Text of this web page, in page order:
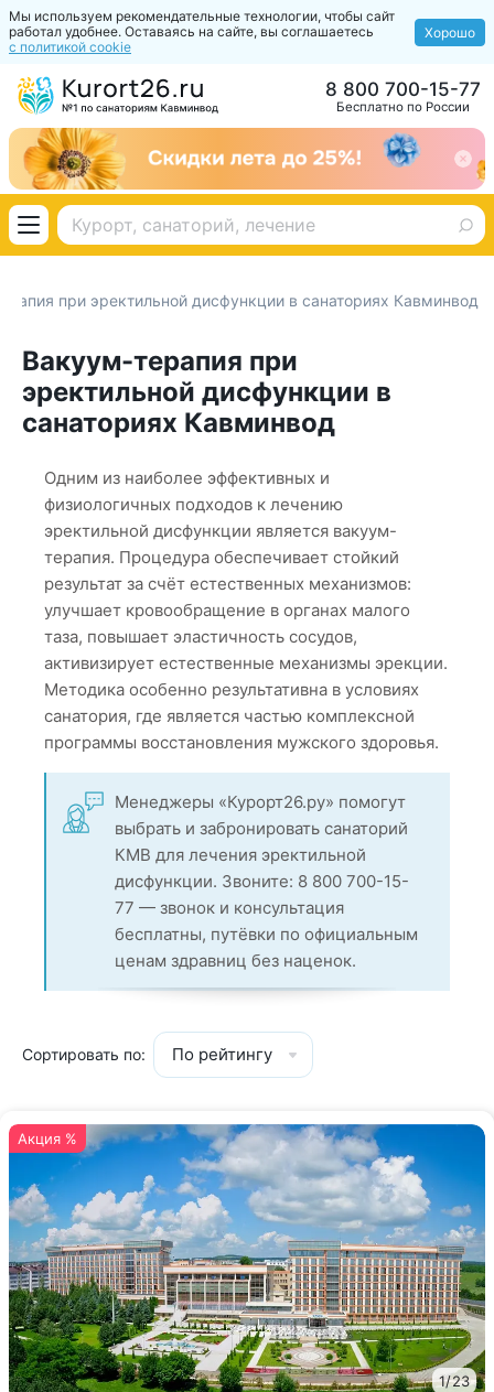
Мы используем рекомендательные технологии, чтобы сайт
работал удобнее. Оставаясь на сайте, вы соглашаетесь
с политикой cookie
Хорошо
Бесплатно по России
8 800 700-15-77
при эректильной дисфункции в санаториях Кавминвод
Вакуум-терапия при
эректильной дисфункции в
санаториях Кавминвод
Одним из наиболее эффективных и
физиологичных подходов к лечению
эректильной дисфункции является вакуум-
терапия. Процедура обеспечивает стойкий
результат за счёт естественных механизмов:
улучшает кровообращение в органах малого
таза, повышает эластичность сосудов,
активизирует естественные механизмы эрекции.
Методика особенно результативна в условиях
санатория, где является частью комплексной
программы восстановления мужского здоровья.
Менеджеры «Курорт26.ру» помогут
выбрать и забронировать санаторий
КМВ для лечения эректильной
дисфункции. Звоните: 8 800 700-15-
77 — звонок и консультация
бесплатны, путёвки по официальным
ценам здравниц без наценок.
Сортировать по: По рейтингу
Акция %
1/23